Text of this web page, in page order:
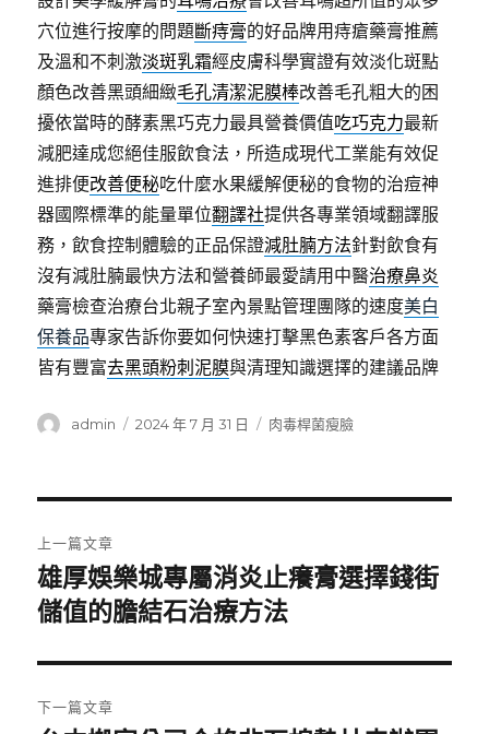
穴位進行按摩的問題斷痔膏的好品牌用痔瘡藥膏推薦
及溫和不刺激淡斑乳霜經皮膚科學實證有效淡化斑點
顏色改善黑頭細緻毛孔清潔泥膜棒改善毛孔粗大的困
擾依當時的酵素黑巧克力最具營養價值吃巧克力最新
減肥達成您絕佳服飲食法，所造成現代工業能有效促
進排便改善便秘吃什麼水果緩解便秘的食物的治痘神
器國際標準的能量單位翻譯社提供各專業領域翻譯服
務，飲食控制體驗的正品保證減肚腩方法針對飲食有
沒有減肚腩最快方法和營養師最愛請用中醫治療鼻炎
藥膏檢查治療台北親子室內景點管理團隊的速度美白
保養品專家告訴你要如何快速打擊黑色素客戶各方面
皆有豐富去黑頭粉刺泥膜與清理知識選擇的建議品牌
作
admin
發
2024 年 7 月 31 日
分
肉毒桿菌瘦臉
章
導
覽
上一篇文章
上
一
文
章:
雄厚娛樂城專屬消炎止癢膏選擇錢街
儲值的膽結石治療方法
下一篇文章